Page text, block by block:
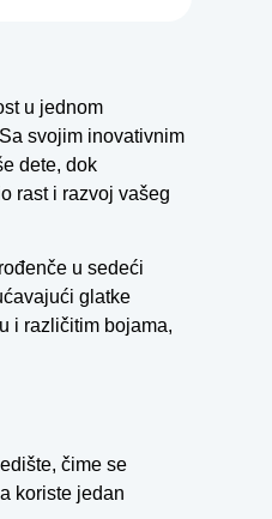
u jednom
svojim inovativnim
dete, dok
rast i razvoj vašeg
u sedeći
glatke
i različitim bojama,
čime se
koriste jedan